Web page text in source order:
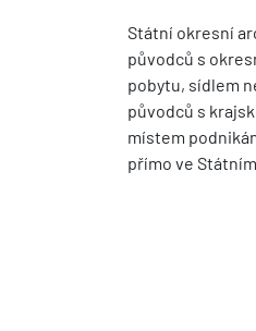
Státní okresní
původců s
pobytu, sídlem
původců s
místem
přímo ve